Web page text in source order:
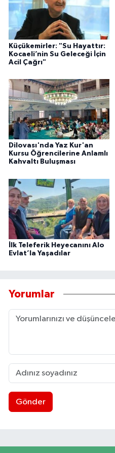
Küçükemirler: "Su Hayattır:
Kocaeli’nin Su Geleceği İçin
Acil Çağrı"
Dilovası'nda Yaz Kur'an
Kursu Öğrencilerine Anlamlı
Kahvaltı Buluşması
İlk Teleferik Heyecanını Alo
Evlat’la Yaşadılar
Yorumlar
Gönder